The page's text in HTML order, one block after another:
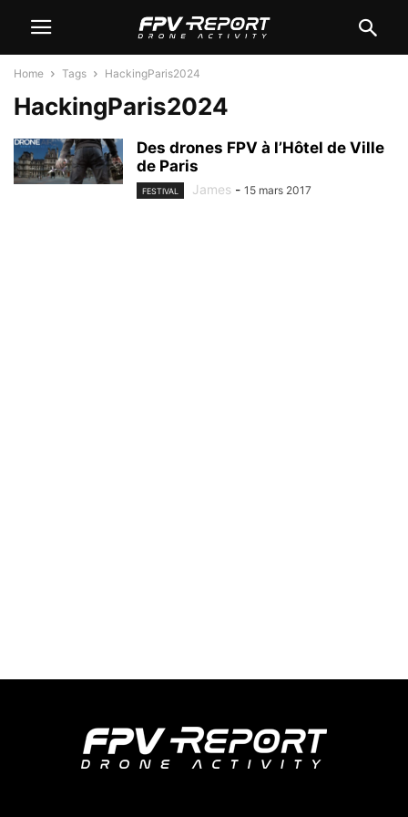
Home Tags HackingParis2024
HackingParis2024
Des drones FPV à l’Hôtel de Ville
de Paris
FESTIVAL James - 15 mars 2017